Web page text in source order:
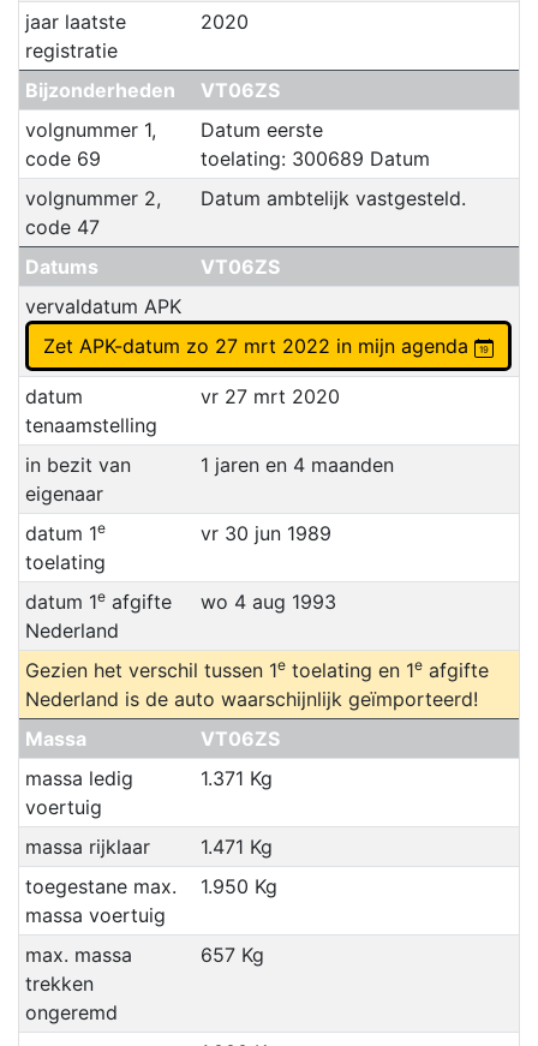
jaar laatste
registratie
2020
Bijzonderheden
VT06ZS
volgnummer 1,
code 69
Datum eerste
toelating: 300689 Datum
volgnummer 2,
code 47
Datum ambtelijk vastgesteld.
Datums
VT06ZS
vervaldatum APK
Zet APK-datum zo 27 mrt 2022 in mijn agenda
datum
tenaamstelling
vr 27 mrt 2020
in bezit van
eigenaar
1 jaren en 4 maanden
datum 1e
toelating
vr 30 jun 1989
datum 1eafgifte
Nederland
wo 4 aug 1993
Gezien het verschil tussen 1etoelating en 1eafgifte
Nederland is de auto waarschijnlijk geïmporteerd!
Massa
VT06ZS
massa ledig
voertuig
1.371 Kg
massa rijklaar
1.471 Kg
toegestane max.
massa voertuig
1.950 Kg
max. massa
trekken
ongeremd
657 Kg